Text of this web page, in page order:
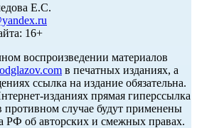
Е.С.
16+
воспроизведении материалов
в печатных изданиях, а
ссылка на издание обязательна.
изданиях прямая гиперссылка
противном случае будут применены
РФ об авторских и смежных правах.